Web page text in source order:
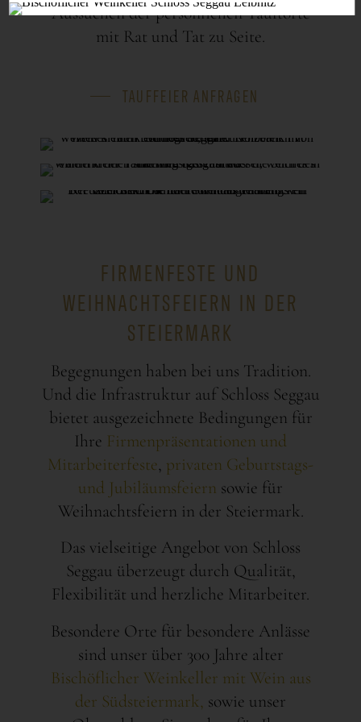
Aussuchen der persönlichen Tauftorte
mit Rat und Tat zu Seite.
TAUFFEIER ANFRAGEN
FIRMENFESTE UND
WEIHNACHTSFEIERN IN DER
STEIERMARK
Begegnungen haben bei uns Tradition.
Und die Infrastruktur auf Schloss Seggau
bietet ausgezeichnete Bedingungen für
Ihre Firmenpräsentationen und
Mitarbeiterfeste, privaten Geburtstags-
und Jubiläumsfeiern sowie für
Weihnachtsfeiern in der Steiermark.
Das vielseitige Angebot von Schloss
Seggau überzeugt durch Qualität,
Flexibilität und herzliche Mitarbeiter.
Besondere Orte für besondere Anlässe
sind unser über 300 Jahre alter
Bischöflicher Weinkeller mit Wein aus
der Südsteiermark, sowie unser